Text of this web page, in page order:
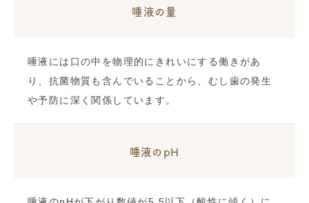
唾液の量
唾液には口の中を物理的にきれいにする働きがあ
り、抗菌物質も含んでいることから、むし歯の発生
や予防に深く関係しています。
唾液のpH